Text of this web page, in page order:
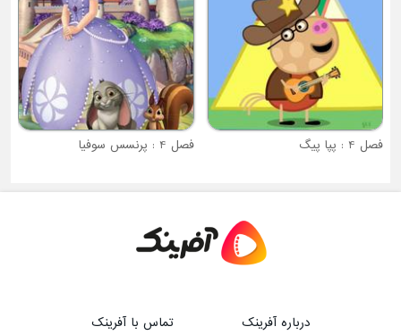
فصل 4 : پرنسس سوفیا
درباره آفرینک تماس با آفرینک